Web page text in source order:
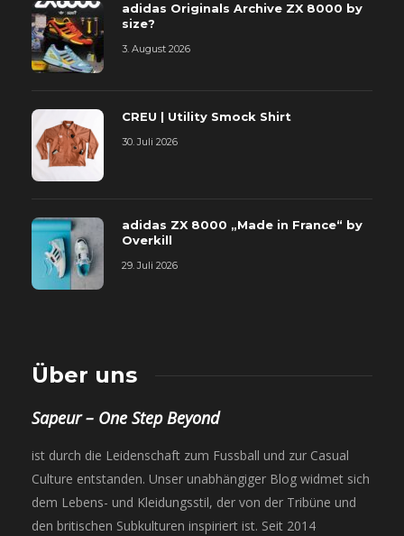
adidas Originals Archive ZX 8000 by
size?
3. August 2026
CREU | Utility Smock Shirt
30. Juli 2026
adidas ZX 8000 „Made in France“ by
Overkill
29. Juli 2026
Über uns
Sapeur – One Step Beyond
ist durch die Leidenschaft zum Fussball und zur Casual
Culture entstanden. Unser unabhängiger Blog widmet sich
dem Lebens- und Kleidungsstil, der von der Tribüne und
den britischen Subkulturen inspiriert ist. Seit 2014